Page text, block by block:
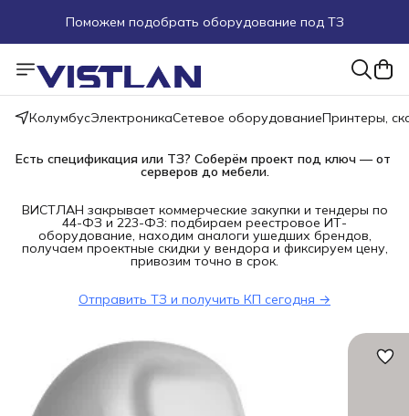
Поможем подобрать оборудование под ТЗ
Пуско-наладочные работы
Пришлите запрос на e-mail или в чат
Более 100 000 позиций в наличии и под заказ
КолумбусЭлектроникаСетевое оборудованиеПринтеры,
Есть спецификация или ТЗ? Соберём проект под ключ — от
серверов до мебели.
ВИСТЛАН закрывает коммерческие закупки и тендеры по
44-ФЗ и 223-ФЗ: подбираем реестровое ИТ-
оборудование, находим аналоги ушедших брендов,
получаем проектные скидки у вендора и фиксируем цену,
привозим точно в срок.
Отправить ТЗ и получить КП сегодня →